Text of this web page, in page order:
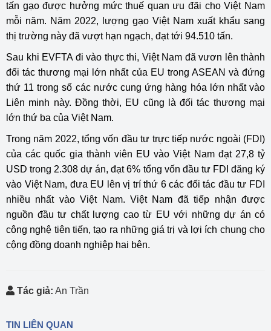
tấn gạo được hưởng mức thuế quan ưu đãi cho Việt Nam
mỗi năm. Năm 2022, lượng gạo Việt Nam xuất khẩu sang
thị trường này đã vượt hạn ngạch, đạt tới 94.510 tấn.
Sau khi EVFTA đi vào thực thi, Việt Nam đã vươn lên thành
đối tác thương mại lớn nhất của EU trong ASEAN và đứng
thứ 11 trong số các nước cung ứng hàng hóa lớn nhất vào
Liên minh này. Đồng thời, EU cũng là đối tác thương mại
lớn thứ ba của Việt Nam.
Trong năm 2022, tổng vốn đầu tư trực tiếp nước ngoài (FDI)
của các quốc gia thành viên EU vào Việt Nam đạt 27,8 tỷ
USD trong 2.308 dự án, đạt 6% tổng vốn đầu tư FDI đăng ký
vào Việt Nam, đưa EU lên vị trí thứ 6 các đối tác đầu tư FDI
nhiều nhất vào Việt Nam. Việt Nam đã tiếp nhận được
nguồn đầu tư chất lượng cao từ EU với những dự án có
công nghệ tiên tiến, tạo ra những giá trị và lợi ích chung cho
cộng đồng doanh nghiệp hai bên.
Tác giả: An Trần
TIN LIÊN QUAN